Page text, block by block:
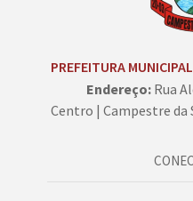
PREFEITURA
Endereço: Rua
Centro | Campestre da